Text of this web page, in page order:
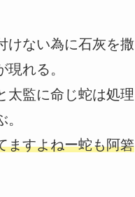
けない為に石灰を撒
れる。
太監に命じ蛇は処理
ますよねー蛇も阿箬